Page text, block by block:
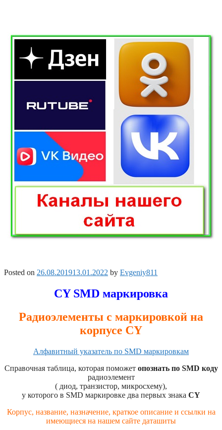
Posted on 26.08.201913.01.2022 by Evgeniy811
СY SMD маркировка
Радиоэлементы с маркировкой на
корпусе СY
Алфавитный указатель по SMD маркировкам
Справочная таблица, которая поможет опознать по SMD коду
радиоэлемент
( диод, транзистор, микросхему),
у которого в SMD маркировке два первых знака CY
Корпус, название, назначение, краткое описание и ссылки на
имеющиеся на нашем сайте даташиты